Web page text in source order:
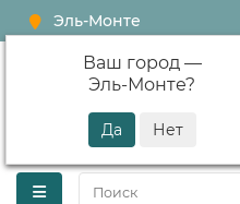
Эль-Монте
Ваш город —
Эль-Монте?